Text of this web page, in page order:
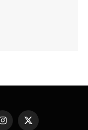
Instagram
X